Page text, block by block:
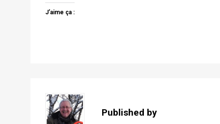
J’aime ça :
Published by